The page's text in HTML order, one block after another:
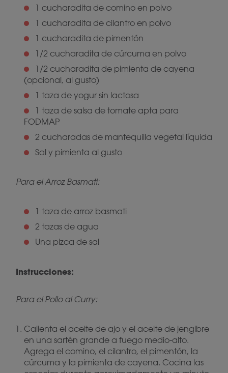
1 cucharadita de comino en polvo
1 cucharadita de cilantro en polvo
1 cucharadita de pimentón
1/2 cucharadita de cúrcuma en polvo
1/2 cucharadita de pimienta de cayena
(opcional, al gusto)
1 taza de yogur sin lactosa
1 taza de salsa de tomate apta para
FODMAP
2 cucharadas de mantequilla vegetal líquida
Sal y pimienta al gusto
Para el Arroz Basmati:
1 taza de arroz basmati
2 tazas de agua
Una pizca de sal
Instrucciones:
Para el Pollo al Curry:
Calienta el aceite de ajo y el aceite de jengibre
en una sartén grande a fuego medio-alto.
Agrega el comino, el cilantro, el pimentón, la
cúrcuma y la pimienta de cayena. Cocina las